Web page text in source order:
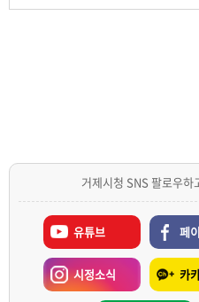
거제시청 SNS 팔로우하
유튜브 페
시정소식 카